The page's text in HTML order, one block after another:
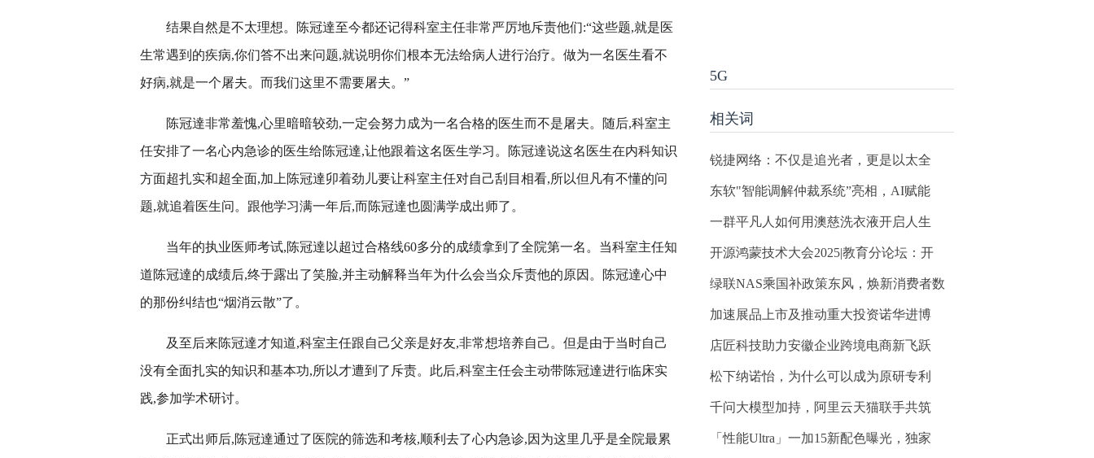
结果自然是不太理想。陈冠達至今都还记得科室主任非常严厉地斥责他们:“这些题,就是医
生常遇到的疾病,你们答不出来问题,就说明你们根本无法给病人进行治疗。做为一名医生看不
好病,就是一个屠夫。而我们这里不需要屠夫。”
陈冠達非常羞愧,心里暗暗较劲,一定会努力成为一名合格的医生而不是屠夫。随后,科室主
任安排了一名心内急诊的医生给陈冠達,让他跟着这名医生学习。陈冠達说这名医生在内科知识
方面超扎实和超全面,加上陈冠達卯着劲儿要让科室主任对自己刮目相看,所以但凡有不懂的问
题,就追着医生问。跟他学习满一年后,而陈冠達也圆满学成出师了。
当年的执业医师考试,陈冠達以超过合格线60多分的成绩拿到了全院第一名。当科室主任知
道陈冠達的成绩后,终于露出了笑脸,并主动解释当年为什么会当众斥责他的原因。陈冠達心中
的那份纠结也“烟消云散”了。
及至后来陈冠達才知道,科室主任跟自己父亲是好友,非常想培养自己。但是由于当时自己
没有全面扎实的知识和基本功,所以才遭到了斥责。此后,科室主任会主动带陈冠達进行临床实
践,参加学术研讨。
正式出师后,陈冠達通过了医院的筛选和考核,顺利去了心内急诊,因为这里几乎是全院最累
5G
相关词
锐捷网络：不仅是追光者，更是以太全
东软"智能调解仲裁系统”亮相，AI赋能
一群平凡人如何用澳慈洗衣液开启人生
开源鸿蒙技术大会2025|教育分论坛：开
绿联NAS乘国补政策东风，焕新消费者数
加速展品上市及推动重大投资诺华进博
店匠科技助力安徽企业跨境电商新飞跃
松下纳诺怡，为什么可以成为原研专利
千问大模型加持，阿里云天猫联手共筑
「性能Ultra」一加15新配色曝光，独家